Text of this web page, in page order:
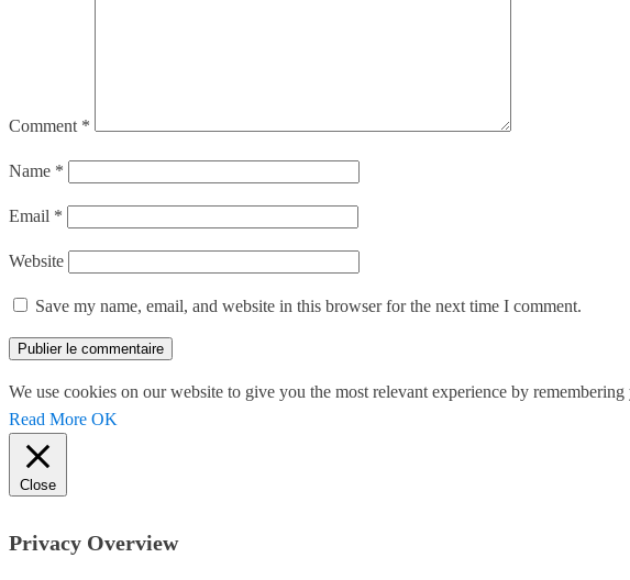
Comment *
Name *
Email *
Website
Save my name, email, and website in this browser for the next time I comment.
We use cookies on our website to give you the most relevant experience by
Read More OK
Close
Privacy Overview